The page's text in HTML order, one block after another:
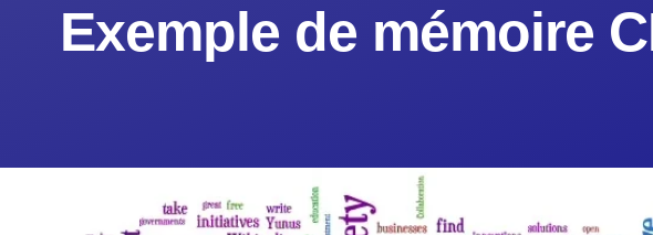
Exemple de mémoire